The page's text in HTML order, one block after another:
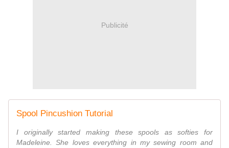
Publicité
Spool Pincushion Tutorial
I originally started making these spools as softies for
Madeleine. She loves everything in my sewing room and